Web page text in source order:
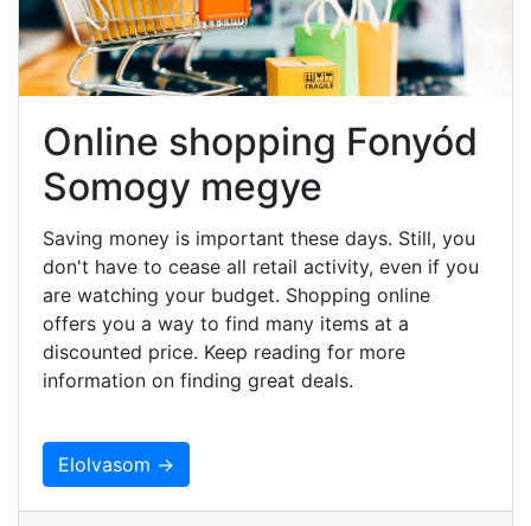
Online shopping Fonyód
Somogy megye
Saving money is important these days. Still, you
don't have to cease all retail activity, even if you
are watching your budget. Shopping online
offers you a way to find many items at a
discounted price. Keep reading for more
information on finding great deals.
Elolvasom →